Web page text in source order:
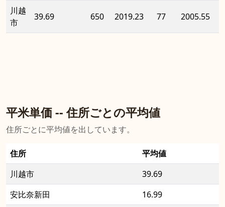
川越
市
39.69 650 2019.23 77 2005.55
平米単価 -- 住所ごとの平均値
住所ごとに平均値を出しています。
住所
平均値
川越市
39.69
安比奈新田
16.99